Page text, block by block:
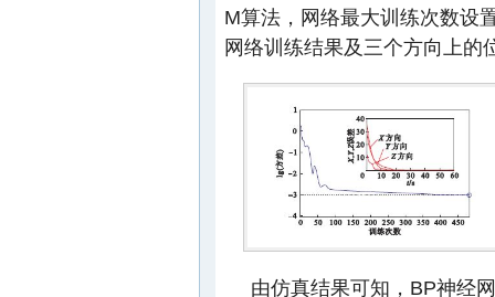
M算法，网络最大训练次数设
网络训练结果及三个方向上的
由仿真结果可知，BP神经